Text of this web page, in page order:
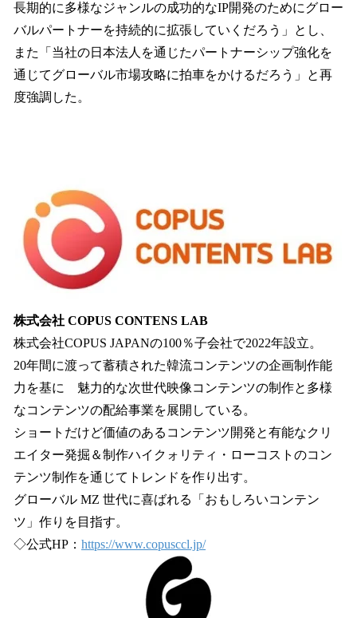
長期的に多様なジャンルの成功的なIP開発のためにグロー
バルパートナーを持続的に拡張していくだろう」とし、
また「当社の日本法人を通じたパートナーシップ強化を
通じてグローバル市場攻略に拍車をかけるだろう」と再
度強調した。
株式会社 COPUS CONTENS LAB
株式会社COPUS JAPANの100％子会社で2022年設立。
20年間に渡って蓄積された韓流コンテンツの企画制作能
力を基に 魅力的な次世代映像コンテンツの制作と多様
なコンテンツの配給事業を展開している。
ショートだけど価値のあるコンテンツ開発と有能なクリ
エイター発掘＆制作ハイクォリティ・ローコストのコン
テンツ制作を通じてトレンドを作り出す。
グローバル MZ 世代に喜ばれる「おもしろいコンテン
ツ」作りを目指す。
◇公式HP： https://www.copusccl.jp/